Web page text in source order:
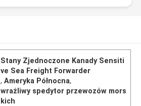
Stany Zjednoczone Kanady Sensiti
ve Sea Freight Forwarder
,Ameryka Północna,
wrażliwy spedytor przewozów mors
kich